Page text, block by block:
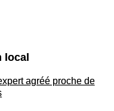
local
agréé proche de